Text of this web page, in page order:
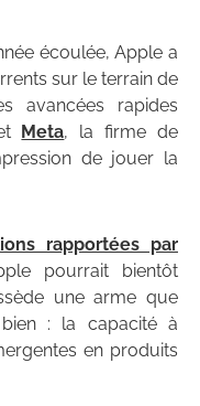
écoulée, Apple a
sur le terrain de
avancées rapides
Meta, la firme de
de jouer la
rapportées par
pourrait bientôt
une arme que
bien : la capacité à
en produits